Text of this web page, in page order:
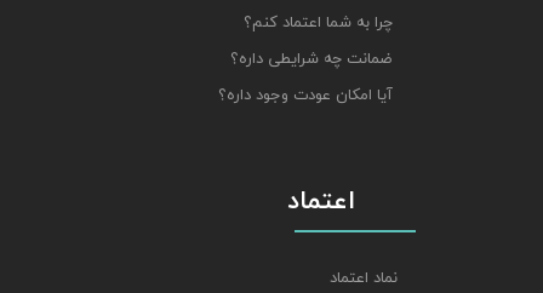
چرا به شما اعتماد کنم؟
ضمانت چه شرایطی داره؟
آیا امکان عودت وجود داره؟
اعتماد
نماد اعتماد